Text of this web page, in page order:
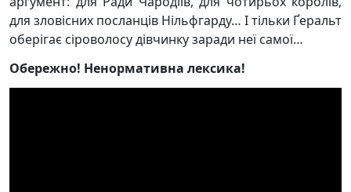
для зловісних посланців Нільфгарду… І тільки Ґеральт
оберігає сіроволосу дівчинку заради неї самої…
Обережно! Ненормативна лексика!